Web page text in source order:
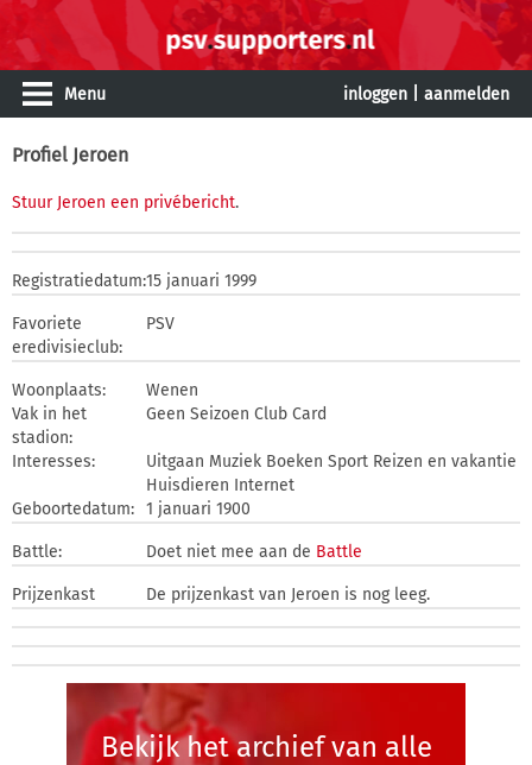
Menu inloggen aanmelden
Profiel Jeroen
Stuur Jeroen een privébericht.
Registratiedatum:15 januari 1999
Favoriete
eredivisieclub:
PSV
Woonplaats:
Wenen
Vak in het
stadion:
Geen Seizoen Club Card
Interesses:
Uitgaan Muziek Boeken Sport Reizen en vakantie
Huisdieren Internet
Geboortedatum: 1 januari 1900
Battle: Doet niet mee aan de Battle
Prijzenkast De prijzenkast van Jeroen is nog leeg.
Bekijk het archief van alle